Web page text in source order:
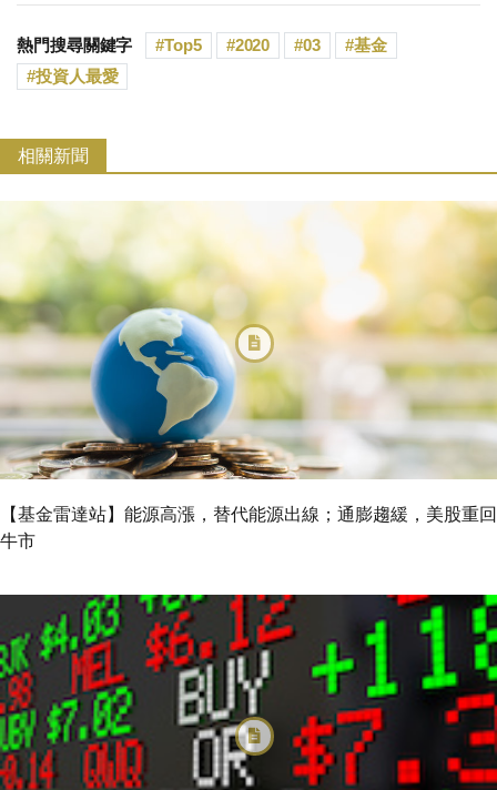
熱門搜尋關鍵字 Top5 2020 03
基金
投資人最愛
相關新聞
【基金雷達站】能源高漲，替代能源出線；通膨趨緩，美股重回
牛市